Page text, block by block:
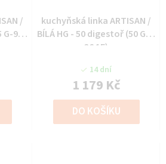
/
G-90
kuchyňská linka ARTISAN /
BÍLÁ HG - 50 digestoř (50 GU-
36 1F)
14 dní
1 179 Kč
DO KOŠÍKU